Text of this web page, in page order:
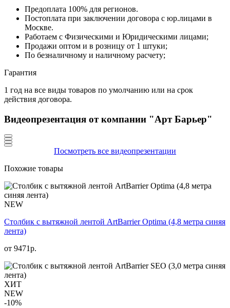
Предоплата 100% для регионов.
Постоплата при заключении договора с юр.лицами в
Москве.
Работаем с Физическими и Юридическими лицами;
Продажи оптом и в розницу от 1 штуки;
По безналичному и наличному расчету;
Гарантия
1 год на все виды товаров по умолчанию или на срок
действия договора.
Видеопрезентация от компании "Арт Барьер"
Посмотреть все видеопрезентации
Похожие товары
NEW
Столбик с вытяжной лентой ArtBarrier Оptima (4,8 метра синяя
лента)
от 9471р.
ХИТ
NEW
-10%